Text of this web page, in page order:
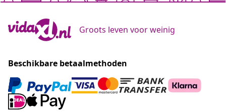
Groots leven voor weinig
Beschikbare betaalmethoden